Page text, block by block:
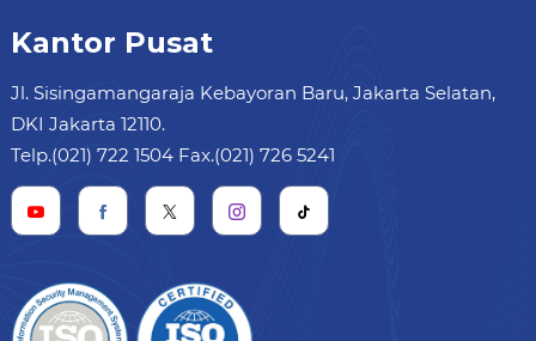
Kantor Pusat
Jl. Sisingamangaraja Kebayoran Baru, Jakarta Selatan,
DKI Jakarta 12110.
Telp.(021) 722 1504 Fax.(021) 726 5241